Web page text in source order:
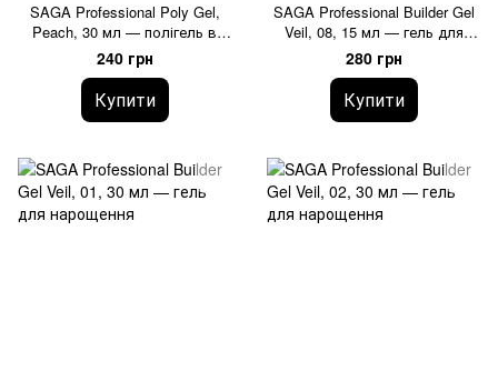
SAGA Professional Poly Gel,
Peach, 30 мл — полігель в
тюбику, персиковий
240 грн
Купити
SAGA Professional Builder Gel
Veil, 08, 15 мл — гель для
нарощення
280 грн
Купити